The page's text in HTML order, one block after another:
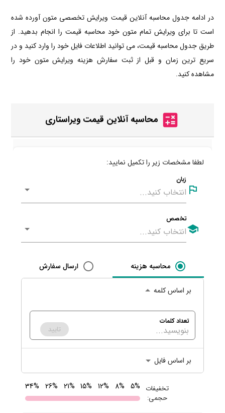
در ادامه جدول محاسبه آنلاین قیمت ویرایش تخصصی متون آورده شده
است تا برای ویرایش تمام متون خود محاسبه قیمت را انجام بدهید. از
طریق جدول محاسبه قیمت، می توانید اطلاعات فایل خود را وارد کنید و در
سریع ترین زمان و قبل از ثبت سفارش هزینه ویرایش متون خود را
مشاهده کنید.
محاسبه آنلاین قیمت ویراستاری